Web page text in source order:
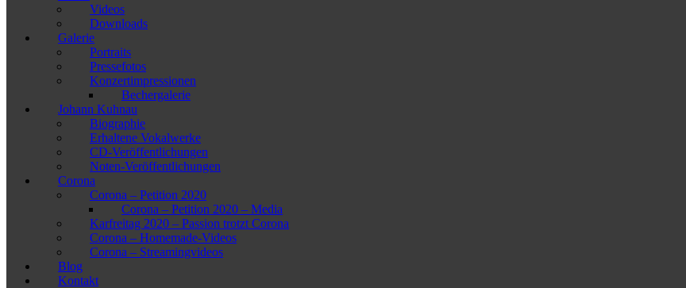
Videos
Downloads
Galerie
Portraits
Pressefotos
Konzertimpressionen
Bechergalerie
Johann Kuhnau
Biographie
Erhaltene Vokalwerke
CD-Veröffentlichungen
Noten-Veröffentlichungen
Corona
Corona – Petition 2020
Corona – Petition 2020 – Media
Karfreitag 2020 – Passion trotzt Corona
Corona – Homemade-Videos
Corona – Streamingvideos
Blog
Kontakt